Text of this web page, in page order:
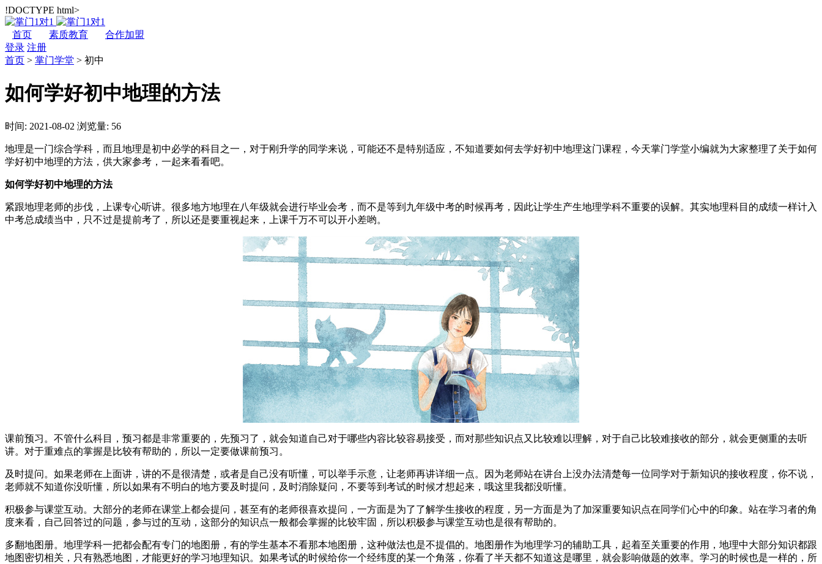
!DOCTYPE html>
首页 素质教育
合作加盟
登录 注册
首页 > 掌门学堂 > 初中
如何学好初中地理的方法
时间: 2021-08-02 浏览量: 56
地理是一门综合学科，而且地理是初中必学的科目之一，对于刚升学的同学来说，可能还不是特别适应，不知道要如何去学好初中地理这门课程，今天掌门学堂小编就为大家整理了关于如何
学好初中地理的方法，供大家参考，一起来看看吧。
如何学好初中地理的方法
紧跟地理老师的步伐，上课专心听讲。很多地方地理在八年级就会进行毕业会考，而不是等到九年级中考的时候再考，因此让学生产生地理学科不重要的误解。其实地理科目的成绩一样计入
中考总成绩当中，只不过是提前考了，所以还是要重视起来，上课千万不可以开小差哟。
课前预习。不管什么科目，预习都是非常重要的，先预习了，就会知道自己对于哪些内容比较容易接受，而对那些知识点又比较难以理解，对于自己比较难接收的部分，就会更侧重的去听
讲。对于重难点的掌握是比较有帮助的，所以一定要做课前预习。
及时提问。如果老师在上面讲，讲的不是很清楚，或者是自己没有听懂，可以举手示意，让老师再讲详细一点。因为老师站在讲台上没办法清楚每一位同学对于新知识的接收程度，你不说，
老师就不知道你没听懂，所以如果有不明白的地方要及时提问，及时消除疑问，不要等到考试的时候才想起来，哦这里我都没听懂。
积极参与课堂互动。大部分的老师在课堂上都会提问，甚至有的老师很喜欢提问，一方面是为了了解学生接收的程度，另一方面是为了加深重要知识点在同学们心中的印象。站在学习者的角
度来看，自己回答过的问题，参与过的互动，这部分的知识点一般都会掌握的比较牢固，所以积极参与课堂互动也是很有帮助的。
多翻地图册。地理学科一把都会配有专门的地图册，有的学生基本不看那本地图册，这种做法也是不提倡的。地图册作为地理学习的辅助工具，起着至关重要的作用，地理中大部分知识都跟
地图密切相关，只有熟悉地图，才能更好的学习地理知识。如果考试的时候给你一个经纬度的某一个角落，你看了半天都不知道这是哪里，就会影响做题的效率。学习的时候也是一样的，所